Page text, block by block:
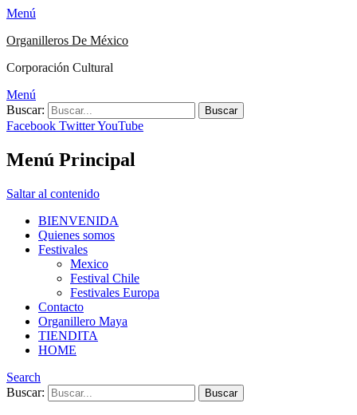
Menú
Organilleros De México
Corporación Cultural
Menú
Buscar:
Facebook TwitterYouTube
Menú Principal
Saltar al contenido
BIENVENIDA
Quienes somos
Festivales
Mexico
Festival Chile
Festivales Europa
Contacto
Organillero Maya
TIENDITA
HOME
Search
Buscar: